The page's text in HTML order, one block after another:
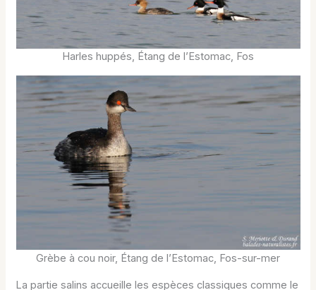
Harles huppés, Étang de l’Estomac, Fos
Grèbe à cou noir, Étang de l’Estomac, Fos-sur-mer
La partie salins accueille les espèces classiques comme le